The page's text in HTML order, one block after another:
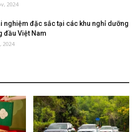
2024
nghiệm đặc sắc tại các khu nghỉ dưỡng
đầu Việt Nam
2024